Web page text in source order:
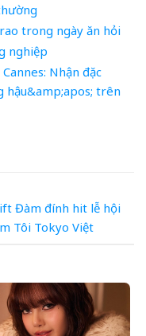
trong ngày ăn hỏi
nghiệp
Nhận đặc
hậu&amp;apos; trên
Đàm đính hit lễ hội
Tôi Tokyo Việt